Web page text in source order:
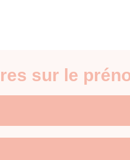
sur le